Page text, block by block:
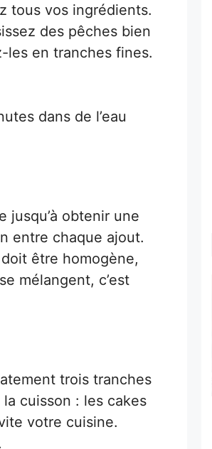
tous vos ingrédients.
des pêches bien
les en tranches fines.
dans de l’eau
jusqu’à obtenir une
entre chaque ajout.
être homogène,
mélangent, c’est
trois tranches
cuisson : les cakes
votre cuisine.